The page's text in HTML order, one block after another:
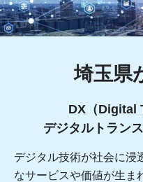
埼玉県
DX（Digital
デジタルトラン
デジタル技術が社会に浸
なサービスや価値が生ま